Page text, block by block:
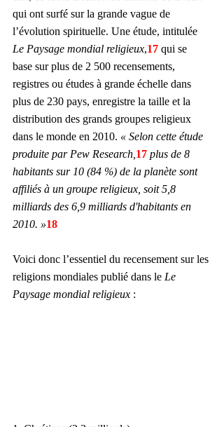
qui ont surfé sur la grande vague de
l’évolution spirituelle. Une étude, intitulée
Le Paysage mondial religieux,17 qui se
base sur plus de 2 500 recensements,
registres ou études à grande échelle dans
plus de 230 pays, enregistre la taille et la
distribution des grands groupes religieux
dans le monde en 2010. « Selon cette étude
produite par Pew Research, 17 plus de 8
habitants sur 10 (84 %) de la planète sont
affiliés à un groupe religieux, soit 5,8
milliards des 6,9 milliards d'habitants en
2010. »18
Voici donc l’essentiel du recensement sur les
religions mondiales publié dans le Le
Paysage mondial religieux :